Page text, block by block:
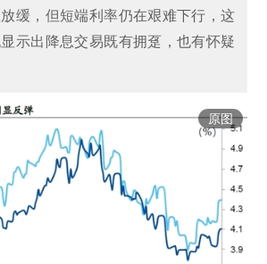
缓，但短端利率仍在艰难下行，这
示出降息交易既有拥趸，也有怀疑
原图